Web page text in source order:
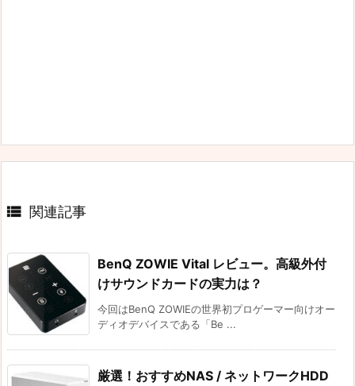
 関連記事
BenQ ZOWIE Vital レビュー。高級外付
けサウンドカードの実力は？
今回はBenQ ZOWIEの世界初プロゲーマー向けオー
ディオデバイスである「Be ...
厳選！おすすめNAS / ネットワークHDD